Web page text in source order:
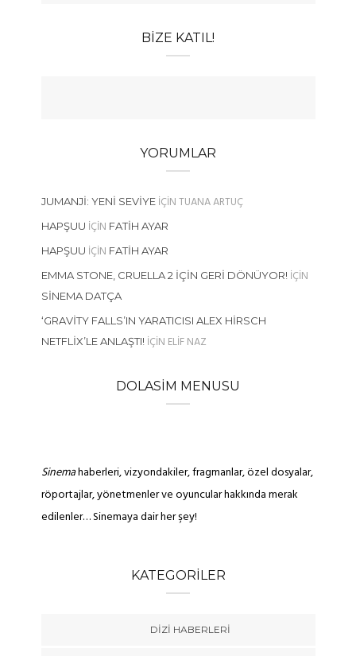
BIZE KATIL!
YORUMLAR
JUMANJI: YENI SEVIYEIÇINTUANA ARTUÇ
HAPŞUU IÇIN FATIH AYAR
HAPŞUU IÇIN FATIH AYAR
EMMA STONE, CRUELLA 2 İÇIN GERI DÖNÜYOR!IÇIN
SINEMA DATÇA
‘GRAVITY FALLS’IN YARATICISI ALEX HIRSCH
NETFLIX’LE ANLAŞTI!IÇIN ELIF NAZ
DOLASIM MENUSU
Sinemahaberleri, vizyondakiler, fragmanlar, özel dosyalar,
röportajlar, yönetmenler ve oyuncular hakkında merak
edilenler… Sinemaya dair her şey!
KATEGORILER
DIZI HABERLERI